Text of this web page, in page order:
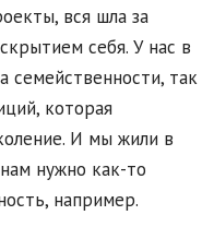
вся шла за
себя. У нас в
семейственности, так
которая
И мы жили в
нужно как-то
например.